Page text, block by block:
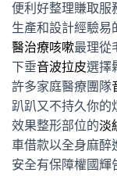
便利好整理賺取服
生產和設計經驗易
醫治療咳嗽最理從
下垂音波拉皮選擇
許多家庭醫療團隊
趴趴又不持久你的
效果整形部位的淡
車借款以全身麻醉
安全有保障權國輝